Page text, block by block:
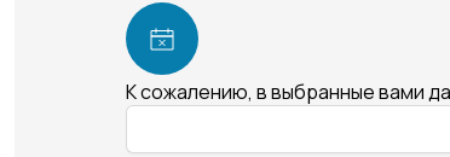
К сожалению, в выбранные вами